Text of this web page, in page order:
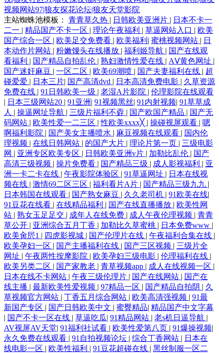
视频网站97|狼友探花论坛|狼友天堂影院
主站蜘蛛池模板： 青青草久热 | 日韩欧美亚洲片 | 日本不卡一
二一 | 精品国产不卡一区 | 理论午夜福利 | 草逼网站入口 | 欧美
国产综合一区 | 欧美足交免费看 | 欧美福利 | 蜜桃视频网站 | 日
本动作片网站 | 粉嫩馒头在线播放 | 福利姬导航 | 国产在线观
看福利 | 国产精品自拍乱伦 | 熟妇激情性爱在线 | AⅤ黄色网址 |
国产迷奸麻豆 | 一区二区 | 欧美69潮喷 | 国产夫妻福利在线 | 超
碰爱爱 | 日本三片| 国产高清dvd | 日本高清免费电影 | 久草资源
免费在线 | 91日韩欧美一级 | 老湿A片影院 | 伦理影院在线观看
| 日本三级网站20 | 91亚洲 | 91视频黑丝| 91内射视频| 91草草成
人 | 操逼网址导航 | 三级片福利不孬 | 国产欧国产精品 | 国产无
码网站 | 欧美性爱一二三区 |性欧美xxxx╳ | 操碰视屏观看 | 嗯
啊福利影院 | 国产美女主播喷水 | 麻豆视频在线观看 | 国内伦
理视频 | 在线日韩网站 | 的国产大片 | 理论片第一页 | 三级电影
网 | 亚洲专区欧美专区 | 日韩欧美亚洲v片 | 加勒比乱伦 | 国产
高清三级视频 | 操片免费看 | 国产精品三级 | 成人影视福利 | 亚
洲一卡二卡在线 | 午夜影院体验区 | 91草逼网址 | 日本在线视
频在线 | 激情69二区三区 | 福利看片A片 | 国产精品三级九九 |
日本韩国在线观看 | 国产熟女麻豆 | 久久老司机 | 91欧美在线|
91豆花在线看 | 在线精品福利 | 国产在线直播播放 | 欧美性网
站 | 熟女玉足足交 | 成年人在线免费 | 成人午夜伦理视频 | 青青
草公开 | 亚洲综合五月丁香 | 加勒比久草蜜桃 | 日本免费www |
欧美肏屄1 | 四虎影视城 | 国产伦理片在线 | 午夜福利合集在线 |
欧美孕妇一区 | 国产主播福利在线 | 国产三区视频 | 三级片全
网址 | 午夜两性按摩影院 | 欧美孕妇三级电影 | 伦理福利在线 |
欧美另类二区 | 国产家教老 | 青草视频app | 成人在线视频一区 |
日本在线不卡网站 | 午夜三级伦理片 | 国产在线网站 | 国产在
线主播 | 最新欧美性爱视频 | 97精品一区 | 国产精品自拍阴 | 久
草视频官方网站 | 丁香五月综合网站 | 欧美高清强视频 | 91最
新国产专区 | 国产日韩欧美中文 | 蜜臀精品| 精品国产中文字幕
| 国产不卡一区在线 | 草逼吃瓜| 91精品网站 | 老s机日逼导航 |
AV视屏AV天堂| 91福利社试看 | 欧美性爱第八页 | 91爆操视频|
永久免费在线观看 | 91自拍视频论坛 | 综合丁香网站 | 日本在
线电影一区 | 欧美性福利 | 91豆花超碰在线 | 黑丝制服一区二